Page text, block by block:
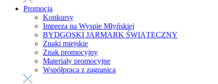
Promocja
Konkursy
Impreza na Wyspie Młyńskiej
BYDGOSKI JARMARK ŚWIĄTECZNY
Znaki miejskie
Znak promocyjny
Materiały promocyjne
Współpraca z zagranicą